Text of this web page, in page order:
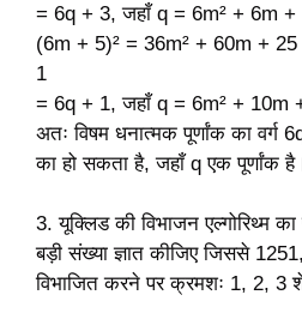
= 6q + 3, जहाँ q = 6m² + 6m +
(6m + 5)² = 36m² + 60m +
1
= 6q + 1, जहाँ q = 6m² + 10m
अतः विषम धनात्मक पूर्णांक का
का हो सकता है, जहाँ q एक पूर्णांक
3. यूक्लिड की विभाजन एल्गोरिथ्म
बड़ी संख्या ज्ञात कीजिए जिससे
विभाजित करने पर क्रमशः 1, 2, 3